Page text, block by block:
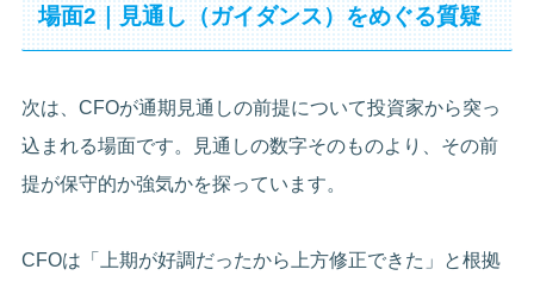
場面2｜見通し（ガイダンス）をめぐる質疑
次は、CFOが通期見通しの前提について投資家から突っ
込まれる場面です。見通しの数字そのものより、その前
提が保守的か強気かを探っています。
CFOは「上期が好調だったから上方修正できた」と根拠